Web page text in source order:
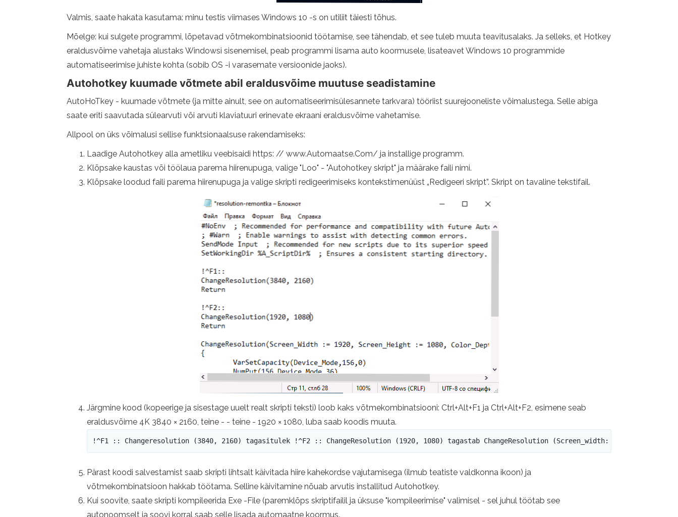
Valmis, saate hakata kasutama: minu testis viimases Windows 10 -s on utiliit täiesti tõhus.
Mõelge: kui sulgete programmi, lõpetavad võtmekombinatsioonid töötamise, see tähendab, et see tuleb muuta teavitusalaks. Ja selleks, et Hotkey
eraldusvõime vahetaja alustaks Windowsi sisenemisel, peab programmi lisama auto koormusele, lisateavet Windows 10 programmide
automatiseerimise juhiste kohta (sobib OS -i varasemate versioonide jaoks).
Autohotkey kuumade võtmete abil eraldusvõime muutuse seadistamine
AutoHoTkey - kuumade võtmete (ja mitte ainult, see on automatiseerimisülesannete tarkvara) tööriist suurejooneliste võimalustega. Selle abiga
saate eriti saavutada sülearvuti või arvuti klaviatuuri erinevate ekraani eraldusvõime vahetamise.
Allpool on üks võimalusi sellise funktsionaalsuse rakendamiseks:
Laadige Autohotkey alla ametliku veebisaidi https: // www.Automaatse.Com/ ja installige programm.
Klõpsake kaustas või töölaua parema hiirenupuga, valige "Loo" - "Autohotkey skript" ja määrake faili nimi.
Klõpsake loodud faili parema hiirenupuga ja valige skripti redigeerimiseks kontekstimenüüst „Redigeeri skript”. Skript on tavaline tekstifail.
Järgmine kood (kopeerige ja sisestage uuelt realt skripti teksti) loob kaks võtmekombinatsiooni: Ctrl+Alt+F1 ja Ctrl+Alt+F2, esimene seab
eraldusvõime 4K 3840 × 2160, teine ​​- - teine ​​- 1920 × 1080, luba saab koodis muuta.
!^F1 :: Changeresolution (3840, 2160) tagasitulek !^F2 :: ChangeResolution (1920, 1080) tagastab ChangeResolution (Screen_width: = 3840,
Pärast koodi salvestamist saab skripti lihtsalt käivitada hiire kahekordse vajutamisega (ilmub teatiste valdkonna ikoon) ja
võtmekombinatsioon hakkab töötama. Selline käivitamine nõuab arvutis installitud Autohotkey.
Kui soovite, saate skripti kompileerida Exe -File (paremklõps skriptifailil ja üksuse "kompileerimise" valimisel - sel juhul töötab see
autonoomselt ja soovi korral saab selle lisada automaatne koormus.